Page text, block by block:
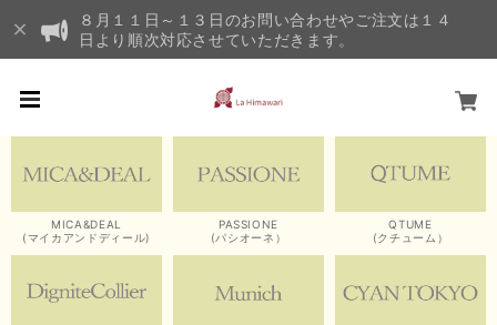
８月１１日～１３日のお問い合わせやご注文は１４
日より順次対応させていただきます。
MICA&DEAL
(マイカアンドディール)
PASSIONE
(パシオーネ）
QTUME
(クチューム）